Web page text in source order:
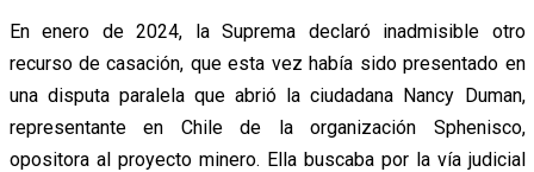
En enero de 2024, la Suprema declaró inadmisible otro
recurso de casación, que esta vez había sido presentado en
una disputa paralela que abrió la ciudadana Nancy Duman,
representante en Chile de la organización Sphenisco,
opositora al proyecto minero. Ella buscaba por la vía judicial